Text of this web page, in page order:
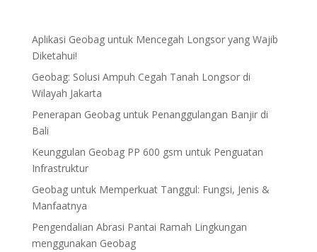
Aplikasi Geobag untuk Mencegah Longsor yang Wajib
Diketahui!
Geobag: Solusi Ampuh Cegah Tanah Longsor di
Wilayah Jakarta
Penerapan Geobag untuk Penanggulangan Banjir di
Bali
Keunggulan Geobag PP 600 gsm untuk Penguatan
Infrastruktur
Geobag untuk Memperkuat Tanggul: Fungsi, Jenis &
Manfaatnya
Pengendalian Abrasi Pantai Ramah Lingkungan
menggunakan Geobag